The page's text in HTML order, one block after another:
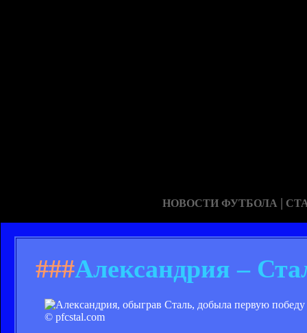
НОВОСТИ ФУТБОЛА |
###Александрия –
© pfcstal.com